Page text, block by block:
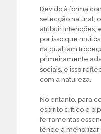
Devido à forma
selecção natural,
atribuir intenções,
por isso que
na qual iam
primeiramente
sociais, e isso
com a natureza.
No entanto, para
espírito crítico e o
ferramentas
tende a